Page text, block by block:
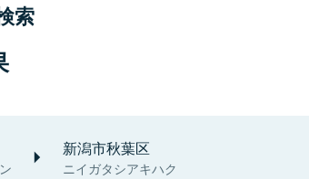
索
新潟市秋葉区
ニイガタシアキハク